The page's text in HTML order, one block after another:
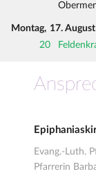
Montag, 17. August
20
Evang.-Luth.
Pfarrerin